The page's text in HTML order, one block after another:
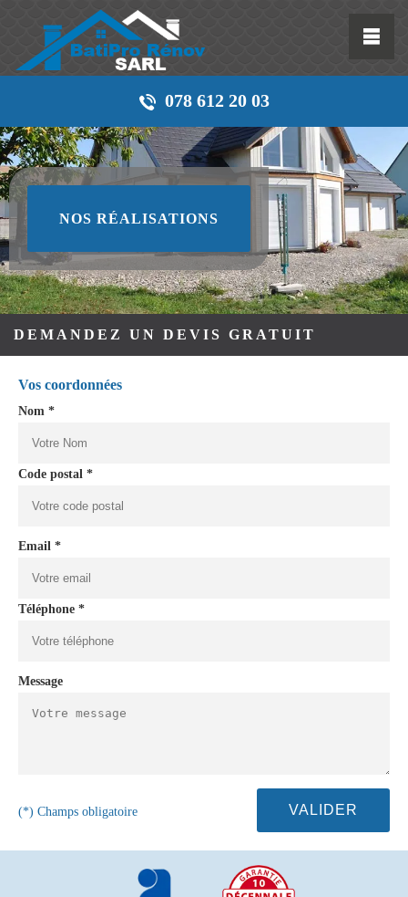
078 612 20 03
NOS RÉALISATIONS
DEMANDEZ UN DEVIS GRATUIT
Vos coordonnées
Nom *
Code postal *
Email *
Téléphone *
Message
(*) Champs obligatoire